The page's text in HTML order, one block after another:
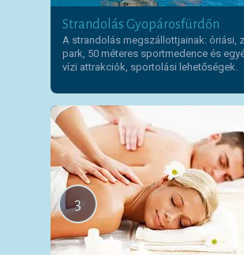
Strandolás Gyopárosfürdőn
A strandolás megszállottjainak: óriási,
park, 50 méteres sportmedence és
vízi attrakciók, sportolási lehetőségek.
3